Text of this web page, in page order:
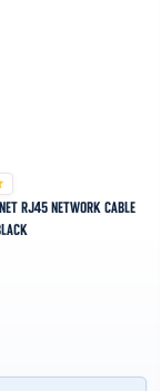
RJ45 NETWORK CABLE